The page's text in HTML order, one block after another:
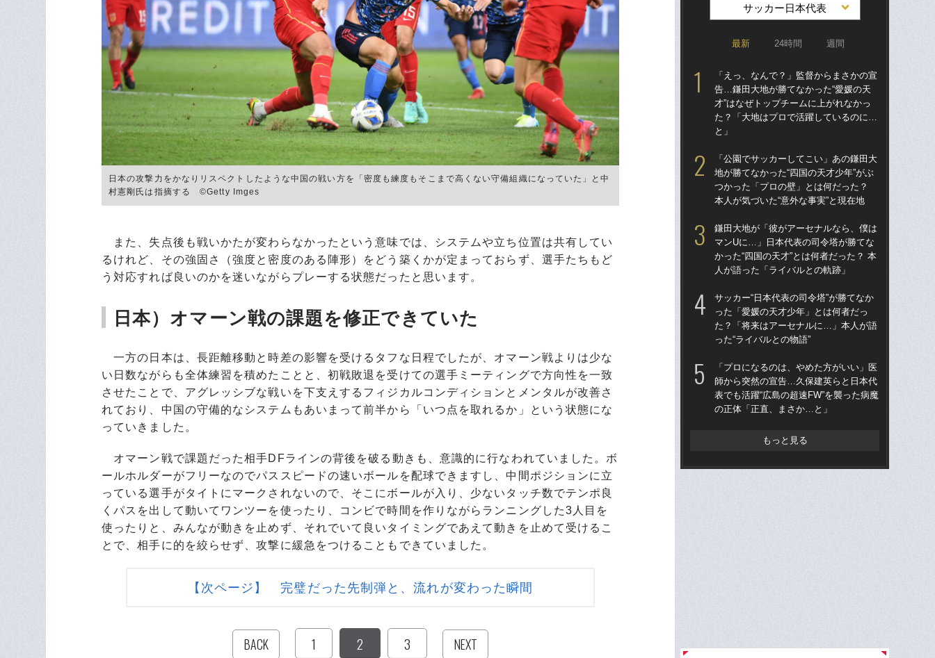
日本の攻撃力をかなりリスペクトしたような中国の戦い方を「密度も練度もそこまで高くない守備組織になっていた」と中
村憲剛氏は指摘する ©Getty Imges
また、失点後も戦いかたが変わらなかったという意味では、システムや立ち位置は共有してい
るけれど、その強固さ（強度と密度のある陣形）をどう築くかが定まっておらず、選手たちもど
う対応すれば良いのかを迷いながらプレーする状態だったと思います。
日本）オマーン戦の課題を修正できていた
一方の日本は、長距離移動と時差の影響を受けるタフな日程でしたが、オマーン戦よりは少な
い日数ながらも全体練習を積めたことと、初戦敗退を受けての選手ミーティングで方向性を一致
させたことで、アグレッシブな戦いを下支えするフィジカルコンディションとメンタルが改善さ
れており、中国の守備的なシステムもあいまって前半から「いつ点を取れるか」という状態にな
っていきました。
オマーン戦で課題だった相手DFラインの背後を破る動きも、意識的に行なわれていました。ボ
ールホルダーがフリーなのでパススピードの速いボールを配球できますし、中間ポジションに立
っている選手がタイトにマークされないので、そこにボールが入り、少ないタッチ数でテンポ良
くパスを出して動いてワンツーを使ったり、コンビで時間を作りながらランニングした3人目を
使ったりと、みんなが動きを止めず、それでいて良いタイミングであえて動きを止めて受けるこ
とで、相手に的を絞らせず、攻撃に緩急をつけることもできていました。
【次ページ】 完璧だった先制弾と、流れが変わった瞬間
BACK 1 2 3 NEXT
サッカー日本代表
最新 24時間 週間
「えっ、なんで？」監督からまさかの宣
告…鎌田大地が勝てなかった“愛媛の天
才”はなぜトップチームに上がれなかっ
た？「大地はプロで活躍しているのに…
と」
「公園でサッカーしてこい」あの鎌田大
地が勝てなかった“四国の天才少年”がぶ
つかった「プロの壁」とは何だった？
本人が気づいた“意外な事実”と現在地
鎌田大地が「彼がアーセナルなら、僕は
マンUに…」日本代表の司令塔が勝てな
かった“四国の天才”とは何者だった？ 本
人が語った「ライバルとの軌跡」
サッカー“日本代表の司令塔”が勝てなか
った「愛媛の天才少年」とは何者だっ
た？「将来はアーセナルに…」本人が語
った“ライバルとの物語”
「プロになるのは、やめた方がいい」医
師から突然の宣告…久保建英らと日本代
表でも活躍“広島の超速FW”を襲った病魔
の正体「正直、まさか…と」
もっと見る